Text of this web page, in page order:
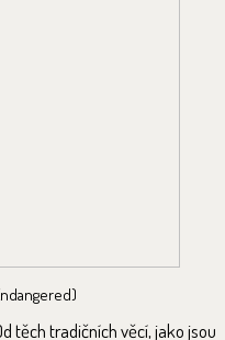
těch tradičních věcí, jako jsou